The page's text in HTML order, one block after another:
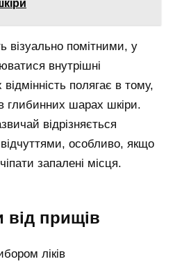
візуально помітними, у
внутрішні
полягає в тому,
глибинних шарах шкіри.
відрізняється
особливо, якщо
запалені місця.
від прищів
ліків